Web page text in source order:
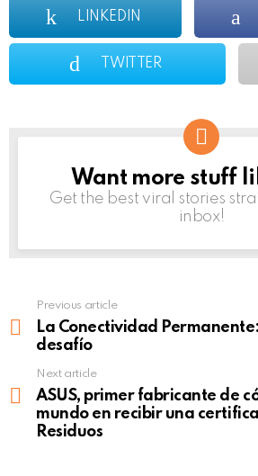
LINKEDIN
TWITTER
NEWSLETTER
Want more stuff
Get the best viral stories
inbox!
more
Previous article
La Conectividad
desafío
Next article
ASUS, primer fabricante de
mundo en recibir una
Residuos